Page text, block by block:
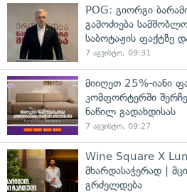
POG: გიორგი
გამოძიება
საბოტაჟის ფაქტზე
7 აგვისტო, 09:31
მიიღეთ 25%-იანი
კომფორტერში
ნაწილ გადახდისას
7 აგვისტო, 09:27
Wine Square X
მხარდასაჭერად |
გრძელდება